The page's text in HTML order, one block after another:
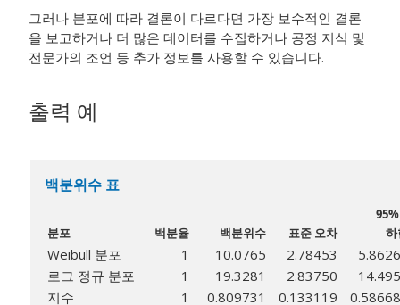
그러나 분포에 따라 결론이 다르다면 가장 보수적인 결론
을 보고하거나 더 많은 데이터를 수집하거나 공정 지식 및
전문가의 조언 등 추가 정보를 사용할 수 있습니다.
출력 예
백분위수 표
분포
백분율 백분위수 표준 오차 하
Weibull 분포 1 10.0765 2.78453
로그 정규 분포
1 19.3281 2.83750
지수
1 0.809731 0.133119